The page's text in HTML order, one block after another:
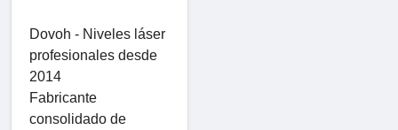
Dovoh - Niveles láser
profesionales desde
2014
Fabricante
consolidado de